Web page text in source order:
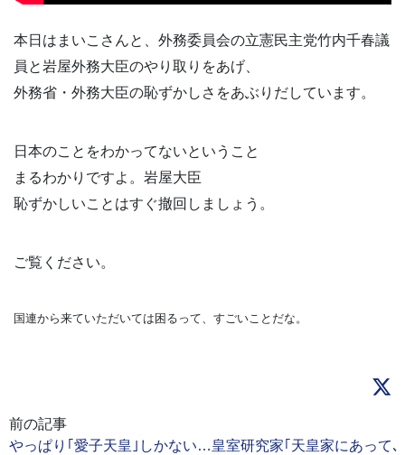
本日はまいこさんと、外務委員会の立憲民主党竹内千春議
員と岩屋外務大臣のやり取りをあげ、
外務省・外務大臣の恥ずかしさをあぶりだしています。
日本のことをわかってないということ
まるわかりですよ。岩屋大臣
恥ずかしいことはすぐ撤回しましょう。
ご覧ください。
国連から来ていただいては困るって、すごいことだな。
前の記事
やっぱり｢愛子天皇｣しかない…皇室研究家｢天皇家にあって､